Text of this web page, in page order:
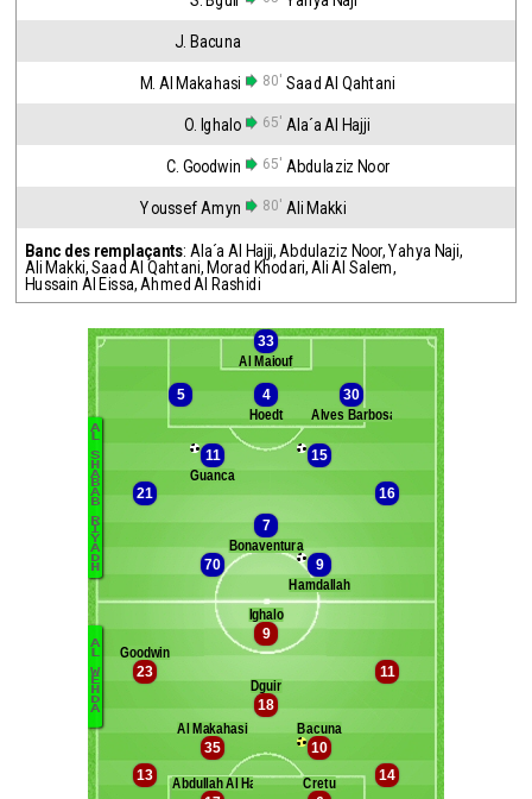
J. Bacuna
M. Al Makahasi 80' Saad Al Qahtani
O. Ighalo 65' Ala´a Al Hajji
C. Goodwin 65' Abdulaziz Noor
Youssef Amyn 80' Ali Makki
Banc des remplaçants: Ala´a Al Hajji, Abdulaziz Noor,Yahya Naji,
Ali Makki,Saad Al Qahtani, Morad Khodari, Ali Al Salem,
Hussain Al Eissa, Ahmed Al Rashidi